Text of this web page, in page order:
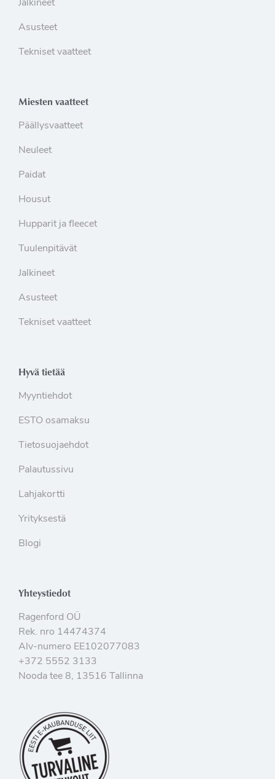
Jalkineet
Asusteet
Tekniset vaatteet
Miesten vaatteet
Päällysvaatteet
Neuleet
Paidat
Housut
Hupparit ja fleecet
Tuulenpitävät
Jalkineet
Asusteet
Tekniset vaatteet
Hyvä tietää
Myyntiehdot
ESTO osamaksu
Tietosuojaehdot
Palautussivu
Lahjakortti
Yrityksestä
Blogi
Yhteystiedot
Ragenford OÜ
Rek. nro 14474374
Alv-numero EE102077083
+372 5552 3133
Nooda tee 8, 13516 Tallinna